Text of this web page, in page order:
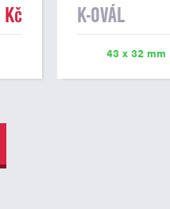
K-OVÁL
43 x 32 mm